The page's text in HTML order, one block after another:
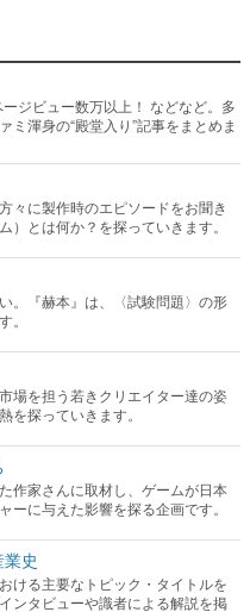
ジビュー数万以上！ などなど。多
ミ渾身の“殿堂入り”記事をまとめま
々に製作時のエピソードをお聞き
）とは何か？を探っていきます。
。『赫本』は、〈試験問題〉の形
。
場を担う若きクリエイター達の姿
を探っていきます。
作家さんに取材し、ゲームが日本
ーに与えた影響を探る企画です。
史
ける主要なトピック・タイトルを
ンタビューや識者による解説を掲